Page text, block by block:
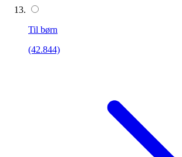
Til børn
(42.844)